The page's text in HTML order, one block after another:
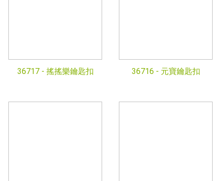
36717 - 搖搖樂鑰匙扣 36716 - 元寶鑰匙扣